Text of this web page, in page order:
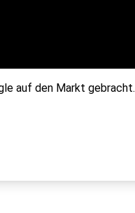
auf den Markt gebracht.